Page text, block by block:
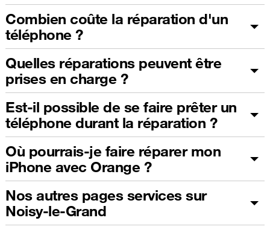
Combien coûte la réparation d'un
téléphone ?
Quelles réparations peuvent être
prises en charge ?
Est-il possible de se faire prêter un
téléphone durant la réparation ?
Où pourrais-je faire réparer mon
iPhone avec Orange ?
Nos autres pages services sur
Noisy-le-Grand